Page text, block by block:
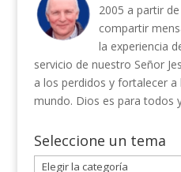
2005 a partir
compartir
la experiencia
servicio de nuestro Señor
a los perdidos y fortalecer
mundo. Dios es para todos
Seleccione un tema
Seleccione